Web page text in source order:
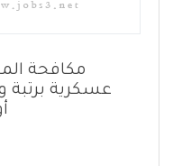
مكافحة
عسكرية برتبة